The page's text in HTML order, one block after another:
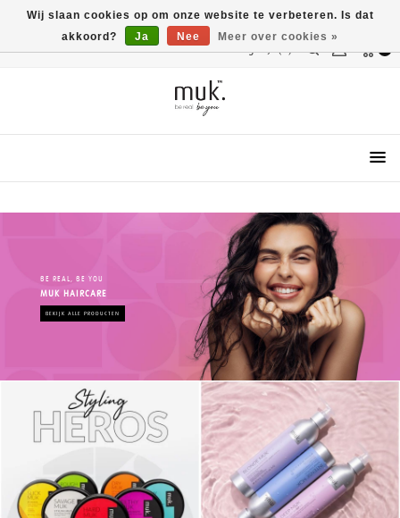
Vergelijk(0)
BE REAL, BE YOU
MUK HAIRCARE
BEKIJK ALLE PRODUCTEN
Wij slaan cookies op om onze website te verbeteren. Is dat
akkoord?
Ja Nee Meer over cookies »